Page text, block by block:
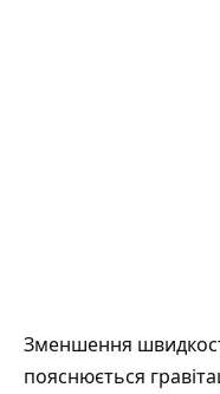
Зменшення
пояснюється